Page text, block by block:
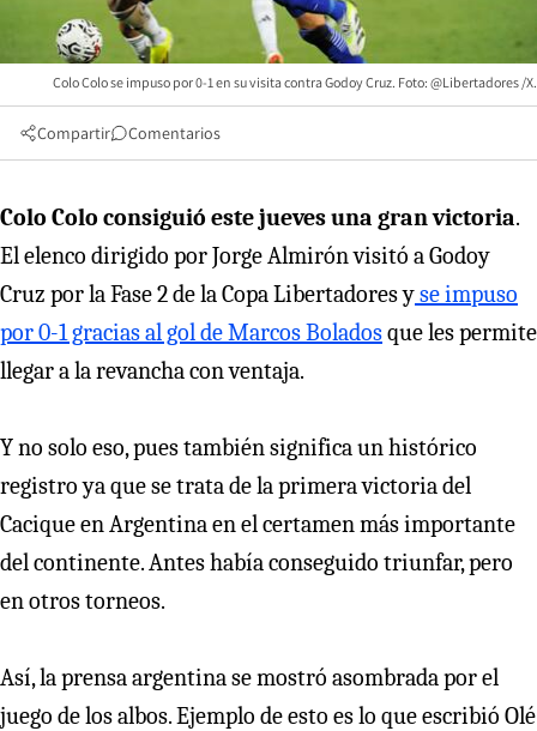
Colo Colo se impuso por 0-1 en su visita contra Godoy Cruz. Foto: @Libertadores /X.
Compartir Comentarios
Colo Colo consiguió este jueves una gran victoria.
El elenco dirigido por Jorge Almirón visitó a Godoy
Cruz por la Fase 2 de la Copa Libertadores yse impuso
por 0-1 gracias al gol de Marcos Boladosque les permite
llegar a la revancha con ventaja.
Y no solo eso, pues también significa un histórico
registro ya que se trata de la primera victoria del
Cacique en Argentina en el certamen más importante
del continente. Antes había conseguido triunfar, pero
en otros torneos.
Así, la prensa argentina se mostró asombrada por el
juego de los albos. Ejemplo de esto es lo que escribió Olé